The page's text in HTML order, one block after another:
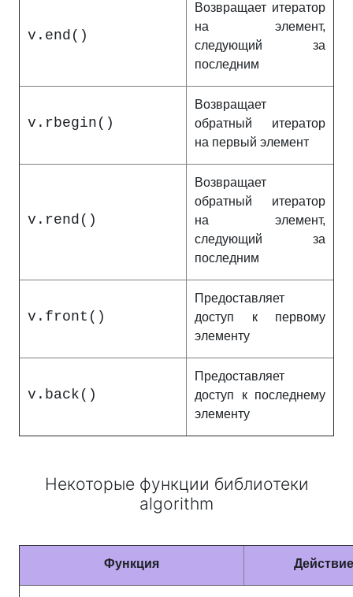
v.end()
Возвращает итератор
на элемент,
следующий за
последним
v.rbegin()
Возвращает
обратный итератор
на первый элемент
v.rend()
Возвращает
обратный итератор
на элемент,
следующий за
последним
v.front()
Предоставляет
доступ к первому
элементу
v.back()
Предоставляет
доступ к последнему
элементу
Некоторые функции библиотеки
algorithm
Функция Действие